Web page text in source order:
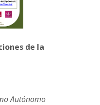
de la
Autónomo